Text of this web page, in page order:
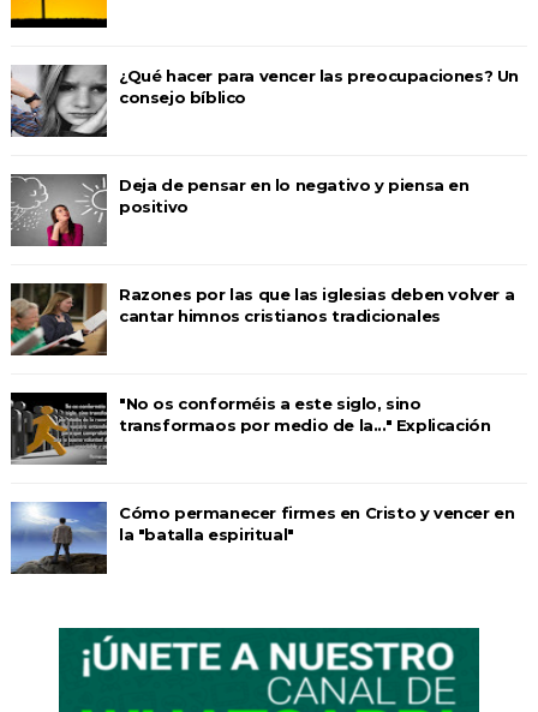
¿Qué hacer para vencer las preocupaciones? Un
consejo bíblico
Deja de pensar en lo negativo y piensa en
positivo
Razones por las que las iglesias deben volver a
cantar himnos cristianos tradicionales
"No os conforméis a este siglo, sino
transformaos por medio de la..." Explicación
Cómo permanecer firmes en Cristo y vencer en
la "batalla espiritual"